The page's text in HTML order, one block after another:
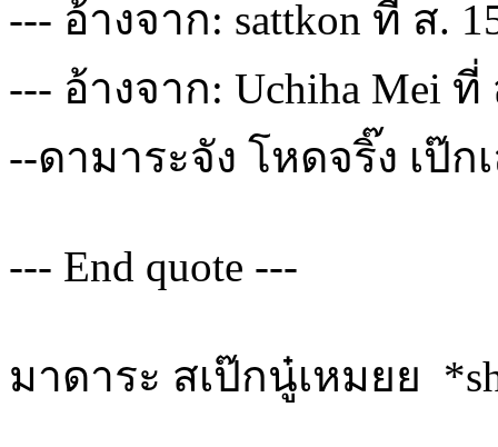
--- อ้างจาก: sattkon ที่ ส.
--- อ้างจาก: Uchiha Mei ที่
--ดามาระจัง โหดจริ๊ง เป๊ก
--- End quote ---
มาดาระ สเป๊กนู๋เหมยย